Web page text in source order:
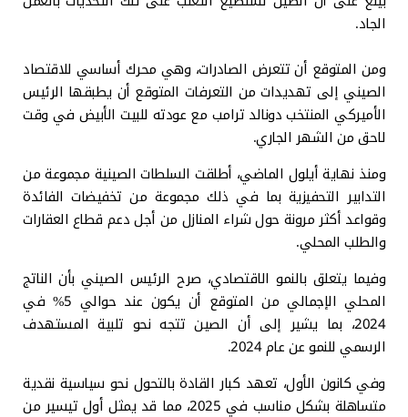
الجاد.
ومن المتوقع أن تتعرض الصادرات، وهي محرك أساسي للاقتصاد
الصيني إلى تهديدات من التعرفات المتوقع أن يطبقها الرئيس
الأميركي المنتخب دونالد ترامب مع عودته للبيت الأبيض في وقت
لاحق من الشهر الجاري.
ومنذ نهاية أيلول الماضي، أطلقت السلطات الصينية مجموعة من
التدابير التحفيزية بما في ذلك مجموعة من تخفيضات الفائدة
وقواعد أكثر مرونة حول شراء المنازل من أجل دعم قطاع العقارات
والطلب المحلي.
وفيما يتعلق بالنمو الاقتصادي، صرح الرئيس الصيني بأن الناتج
المحلي الإجمالي من المتوقع أن يكون عند حوالي 5% في
2024، بما يشير إلى أن الصين تتجه نحو تلبية المستهدف
الرسمي للنمو عن عام 2024.
وفي كانون الأول، تعهد كبار القادة بالتحول نحو سياسية نقدية
متساهلة بشكل مناسب في 2025، مما قد يمثل أول تيسير من